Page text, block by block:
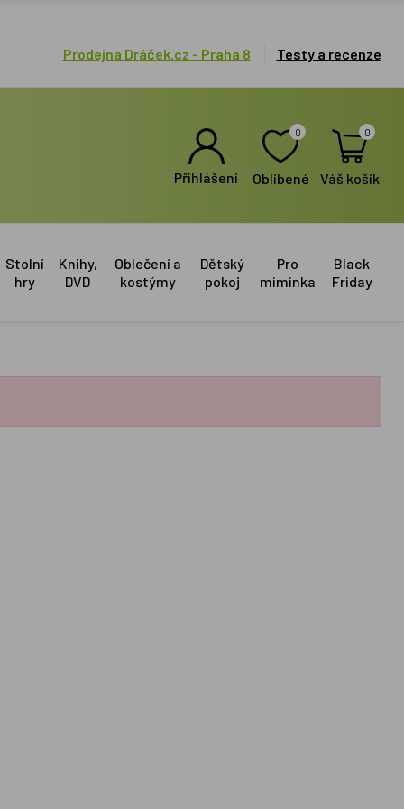
Prodejna Dráček.cz - Praha 8 Testy a recenze
Přihlášení
0
Oblíbené
0
Váš košík
Stolní
hry
Knihy,
DVD
Oblečení a
kostýmy
Dětský
pokoj
Pro
miminka
Black
Friday